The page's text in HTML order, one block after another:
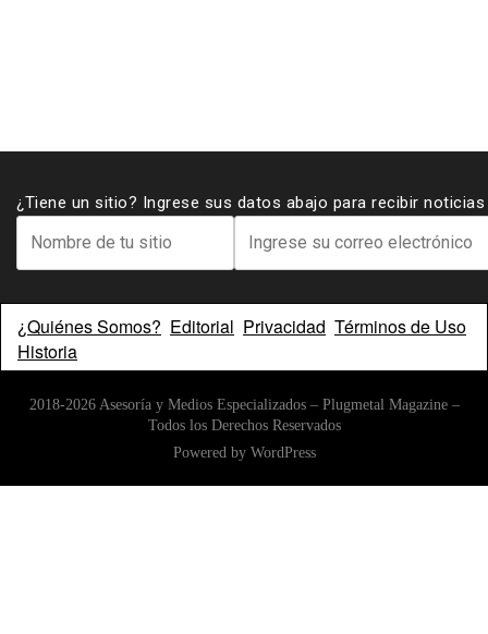
¿Tiene un sitio? Ingrese sus datos abajo para recibir
¿Quiénes Somos? Editorial Privacidad Términos de Uso
Historia
2018-2026 Asesoría y Medios Especializados – Plugmetal Magazine –
Todos los Derechos Reservados
Powered by WordPress